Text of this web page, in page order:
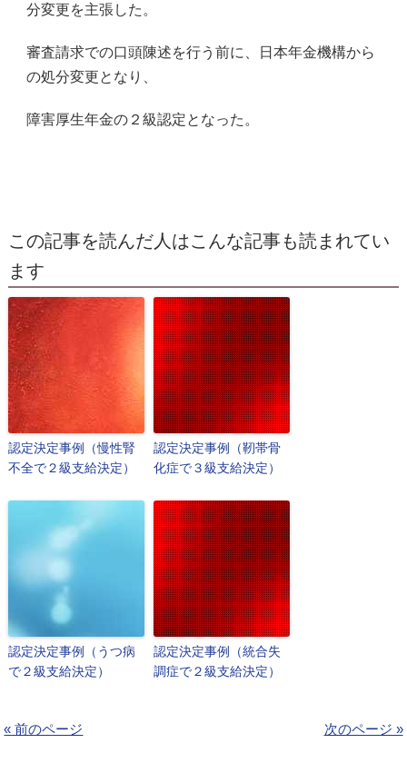
分変更を主張した。
審査請求での口頭陳述を行う前に、日本年金機構から
の処分変更となり、
障害厚生年金の２級認定となった。
この記事を読んだ人はこんな記事も読まれてい
ます
認定決定事例（慢性腎
不全で２級支給決定）
認定決定事例（靭帯骨
化症で３級支給決定）
認定決定事例（うつ病
で２級支給決定）
認定決定事例（統合失
調症で２級支給決定）
« 前のページ 次のページ »